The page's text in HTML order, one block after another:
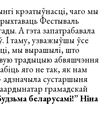
крэатыўнасці, чаго мы
Фестываль
А гэта запатрабавала
І таму, узважыўшы ўсе
мы вырашылі, што
традыцыю абвяшчэння
яго не так, як нам
сустаршыня
грамадскай
беларусамі!” Ніна